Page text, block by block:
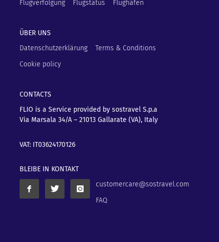
Flugverfolgung
Flugstatus Flughäfen
ÜBER UNS
Datenschutzerklärung
Terms & Conditions
Cookie policy
CONTACTS
FLIO is a Service provided by sostravel S.p.a
Via Marsala 34/A – 21013 Gallarate (VA), Italy
VAT: IT03624170126
BLEIBE IN KONTAKT
customercare@sostravel.com
FAQ